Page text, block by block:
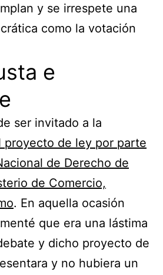
y se irrespete una
como la votación
e
ser invitado a la
proyecto de ley por parte
de Derecho de
de Comercio,
. En aquella ocasión
que era una lástima
y dicho proyecto de
y no hubiera un